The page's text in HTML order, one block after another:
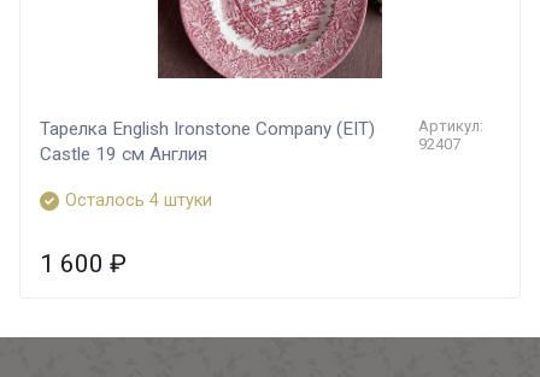
Тарелка English Ironstone Company (EIT)
Castle 19 см Англия
Артикул:
92407
Осталось 4 штуки
1 600 ₽